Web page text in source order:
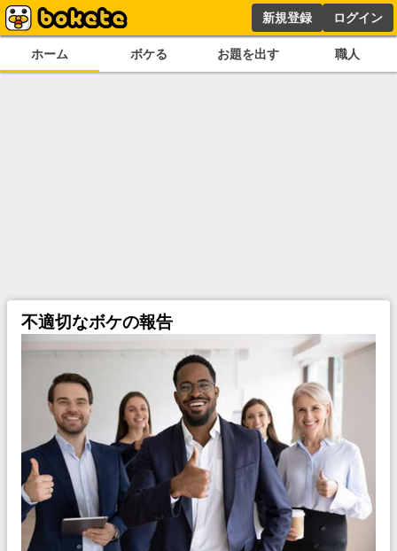
新規登録 ログイン
ホーム ボケる お題を出す 職人
不適切なボケの報告